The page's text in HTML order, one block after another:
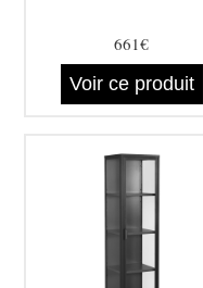
661€
Voir ce produit